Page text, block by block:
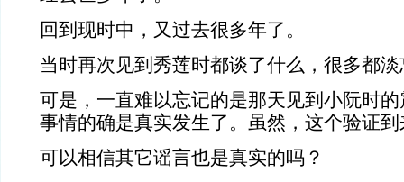
回到现时中，又过去很多年了。
当时再次见到秀莲时都谈了什么，很多都
可是，一直难以忘记的是那天见到小阮时
事情的确是真实发生了。虽然，这个验证
可以相信其它谣言也是真实的吗？